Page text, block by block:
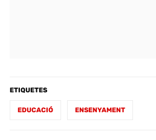
ETIQUETES
EDUCACIÓ ENSENYAMENT